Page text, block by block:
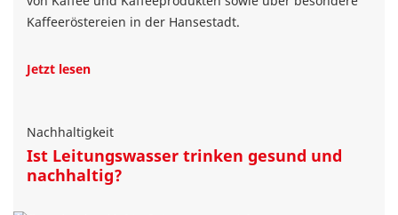
Kaffeeröstereien in der Hansestadt.
Jetzt lesen
Nachhaltigkeit
Ist Leitungswasser trinken gesund und
nachhaltig?